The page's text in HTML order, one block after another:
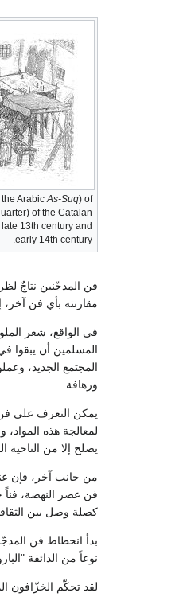
Arabic As-Suq) of
of the Catalan
13th century and
early 14th century.
فن المدجّنين نتاجٌ
مقارنته بأي فن
في الواقع، شعر
المسلمين أن يبقوا
المجتمع الجديد،
ورهافة.
يمكن التعرف على فن
لمعالجة هذه المواد،
يصلح إلا من الناحية
من جانب آخر، فإن
فن عصر النهضة، فناً
كصلة وصل بين
نوعاً من الذائقة
لقد تحكّم الخزّافون